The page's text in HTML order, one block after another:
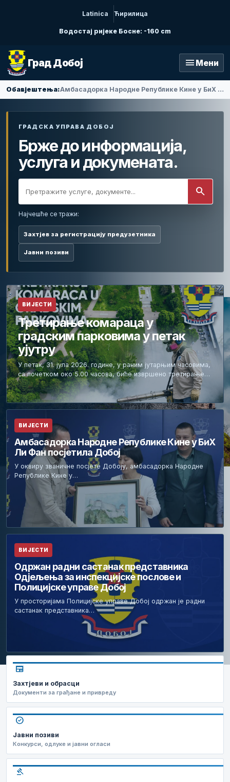
Latinica Ћирилица
Водостај ријеке Босне: -160 cm
Град Добој menu Мени
Обавјештења: Амбасадорка Народне Републике Кине у БиХ Ли Фан посјетила Добој
ГРАДСКА УПРАВА ДОБОЈ
Брже до информација,
услуга и докумената.
search
Најчешће се тражи:
Захтјев за регистрацију предузетника
Јавни позиви
ВИЈЕСТИ
Третирање комараца у
градским парковима у петак
ујутру
У петак, 31. јула 2026. године, у раним јутарњим часовима,
са почетком око 5.00 часова, биће извршено третирање…
ВИЈЕСТИ
Амбасадорка Народне Републике Кине у БиХ
Ли Фан посјетила Добој
У оквиру званичне посјете Добоју, амбасадорка Народне
Републике Кине у…
ВИЈЕСТИ
Одржан радни састанак представника
Одјељења за инспекцијске послове и
Полицијске управе Добој
У просторијама Полицијске управе Добој одржан је радни
састанак представника…
newspaper
Захтјеви и обрасци
Документи за грађане и привреду
check_circle
Јавни позиви
Конкурси, одлуке и јавни огласи
gavel